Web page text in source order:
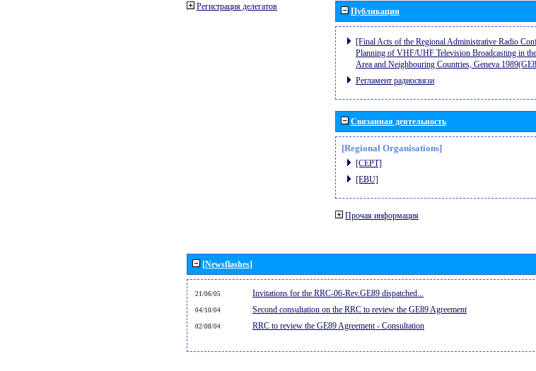
Регистрация делегатов Публикации
[Final Acts of the Regional Administrative Radio
Planning of VHF/UHF Television Broadcasting in
Area and Neighbouring Countries, Geneva
Регламент радиосвязи
Связанная деятельность
[Regional Organisations]
[CEPT]
[EBU]
Прочая информация
[Newsflashes]
21/06/05 Invitations for the RRC-06-Rev.GE89 dispatched...
04/10/04 Second consultation on the RRC to review the GE89 Agreement
02/08/04 RRC to review the GE89 Agreement - Consultation